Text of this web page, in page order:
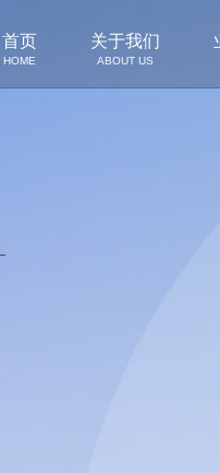
首页
HOME
关于我们
ABOUT US